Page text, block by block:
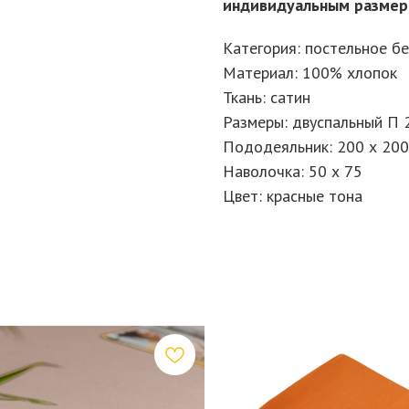
индивидуальным
Категория: постельное
Материал: 100% хлопок
Ткань: сатин
Размеры: двуспальный
Пододеяльник: 200 х 200
Наволочка: 50 х 75
Цвет: красные тона